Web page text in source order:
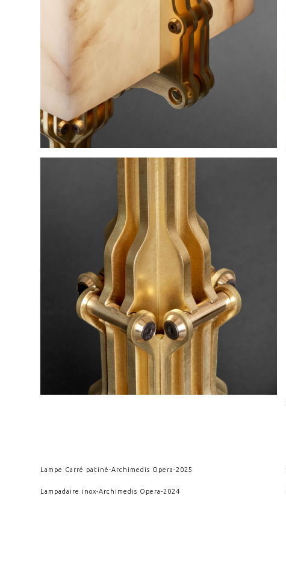
Lampe Carré patiné-Archimedis Opera-2025
Lampadaire inox-Archimedis Opera-2024